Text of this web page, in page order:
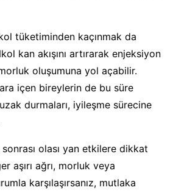
tüketiminden kaçınmak da
kan akışını artırarak enjeksiyon
oluşumuna yol açabilir.
içen bireylerin de bu süre
durmaları, iyileşme sürecine
olası yan etkilere dikkat
aşırı ağrı, morluk veya
karşılaşırsanız, mutlaka